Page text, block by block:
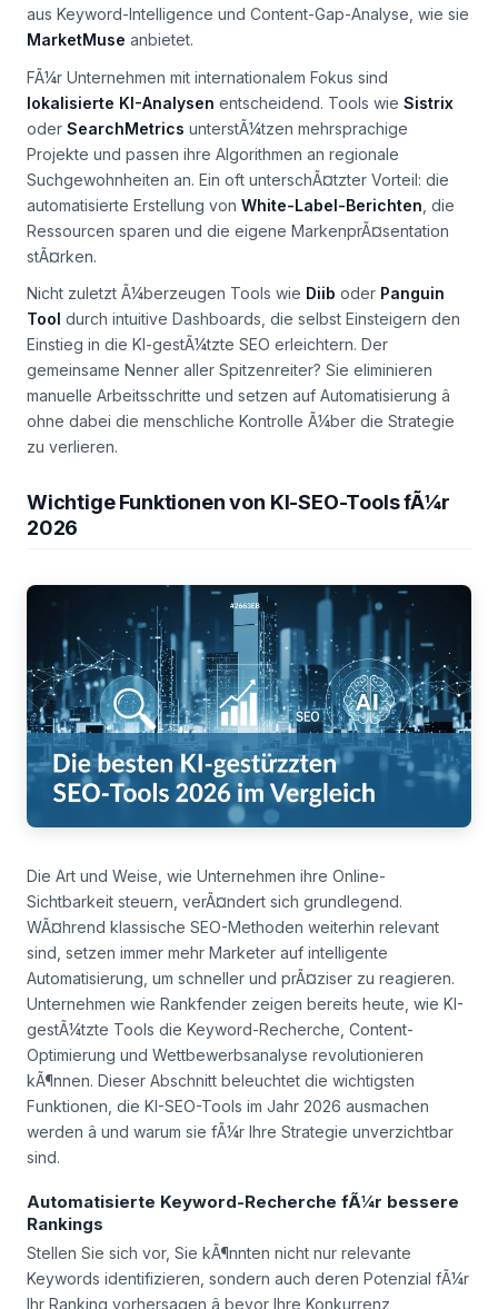
aus Keyword-Intelligence und Content-Gap-Analyse, wie sie
MarketMuse anbietet.
FÃ¼r Unternehmen mit internationalem Fokus sind
lokalisierte KI-Analysen entscheidend. Tools wie Sistrix
oder SearchMetrics unterstÃ¼tzen mehrsprachige
Projekte und passen ihre Algorithmen an regionale
Suchgewohnheiten an. Ein oft unterschÃ¤tzter Vorteil: die
automatisierte Erstellung von White-Label-Berichten , die
Ressourcen sparen und die eigene MarkenprÃ¤sentation
stÃ¤rken.
Nicht zuletzt Ã¼berzeugen Tools wie Diib oder Panguin
Tool durch intuitive Dashboards, die selbst Einsteigern den
Einstieg in die KI-gestÃ¼tzte SEO erleichtern. Der
gemeinsame Nenner aller Spitzenreiter? Sie eliminieren
manuelle Arbeitsschritte und setzen auf Automatisierung â
ohne dabei die menschliche Kontrolle Ã¼ber die Strategie
zu verlieren.
Wichtige Funktionen von KI-SEO-Tools fÃ¼r
2026
Die Art und Weise, wie Unternehmen ihre Online-
Sichtbarkeit steuern, verÃ¤ndert sich grundlegend.
WÃ¤hrend klassische SEO-Methoden weiterhin relevant
sind, setzen immer mehr Marketer auf intelligente
Automatisierung, um schneller und prÃ¤ziser zu reagieren.
Unternehmen wie Rankfender zeigen bereits heute, wie KI-
gestÃ¼tzte Tools die Keyword-Recherche, Content-
Optimierung und Wettbewerbsanalyse revolutionieren
kÃ¶nnen. Dieser Abschnitt beleuchtet die wichtigsten
Funktionen, die KI-SEO-Tools im Jahr 2026 ausmachen
werden â und warum sie fÃ¼r Ihre Strategie unverzichtbar
sind.
Automatisierte Keyword-Recherche fÃ¼r bessere
Rankings
Stellen Sie sich vor, Sie kÃ¶nnten nicht nur relevante
Keywords identifizieren, sondern auch deren Potenzial fÃ¼r
Ihr Ranking vorhersagen â bevor Ihre Konkurrenz